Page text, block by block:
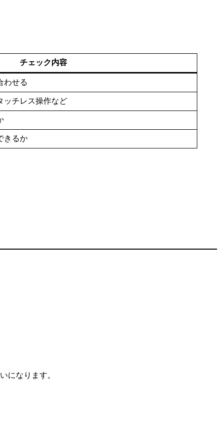
チェック内容
わせる
ッチレス操作など
きるか
になります。